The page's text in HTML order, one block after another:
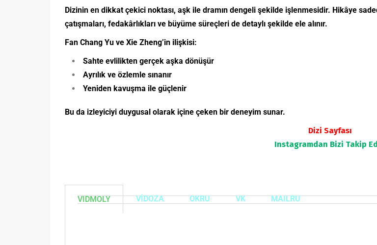
Dizinin en dikkat çekici noktası, aşk ile dramın dengeli şekilde işlenmesidir. Hikâye
çatışmaları, fedakârlıkları ve büyüme süreçleri de detaylı şekilde ele alınır.
Fan Chang Yu ve Xie Zheng’in ilişkisi:
Sahte evlilikten gerçek aşka dönüşür
Ayrılık ve özlemle sınanır
Yeniden kavuşma ile güçlenir
Bu da izleyiciyi duygusal olarak içine çeken bir deneyim sunar.
Dizi Sayfası
Instagramdan Bizi Takip
VIDMOLY VİDOZA OKRU VK MAILRU